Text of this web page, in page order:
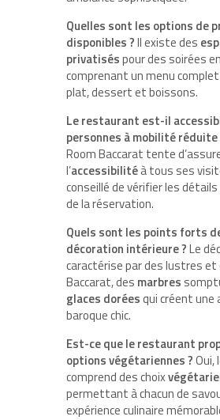
Quelles sont les options de
disponibles ?Il existe des
privatiséspour des soirées
comprenant un menu
plat, dessert et boissons.
Le restaurant est-il
personnes à mobilité réduite
Room Baccarat tente
l’accessibilitéà tous ses
conseillé de vérifier les
de la réservation.
Quels sont les points forts
décoration intérieure ?Le
caractérise par des lustres et
Baccarat, des marbres
glaces doréesqui créent
baroque chic.
Est-ce que le restaurant
options végétariennes ?Oui,
comprend des choix
permettant à chacun de
expérience culinaire